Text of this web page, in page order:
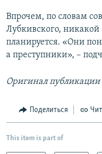
Впрочем, по словам
Лубкивского,
планируется. «Они
а преступники», –
Оригинал публикации
Поделиться
This item is part of